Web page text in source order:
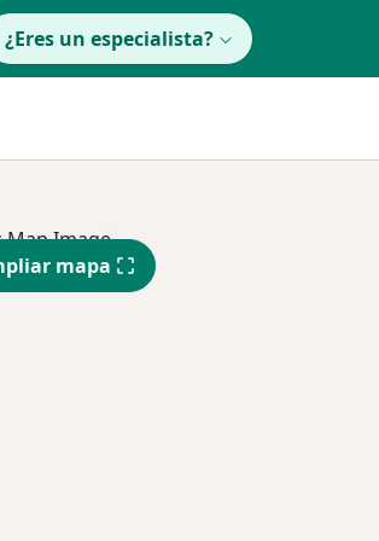
¿Eres un especialista?
mapa